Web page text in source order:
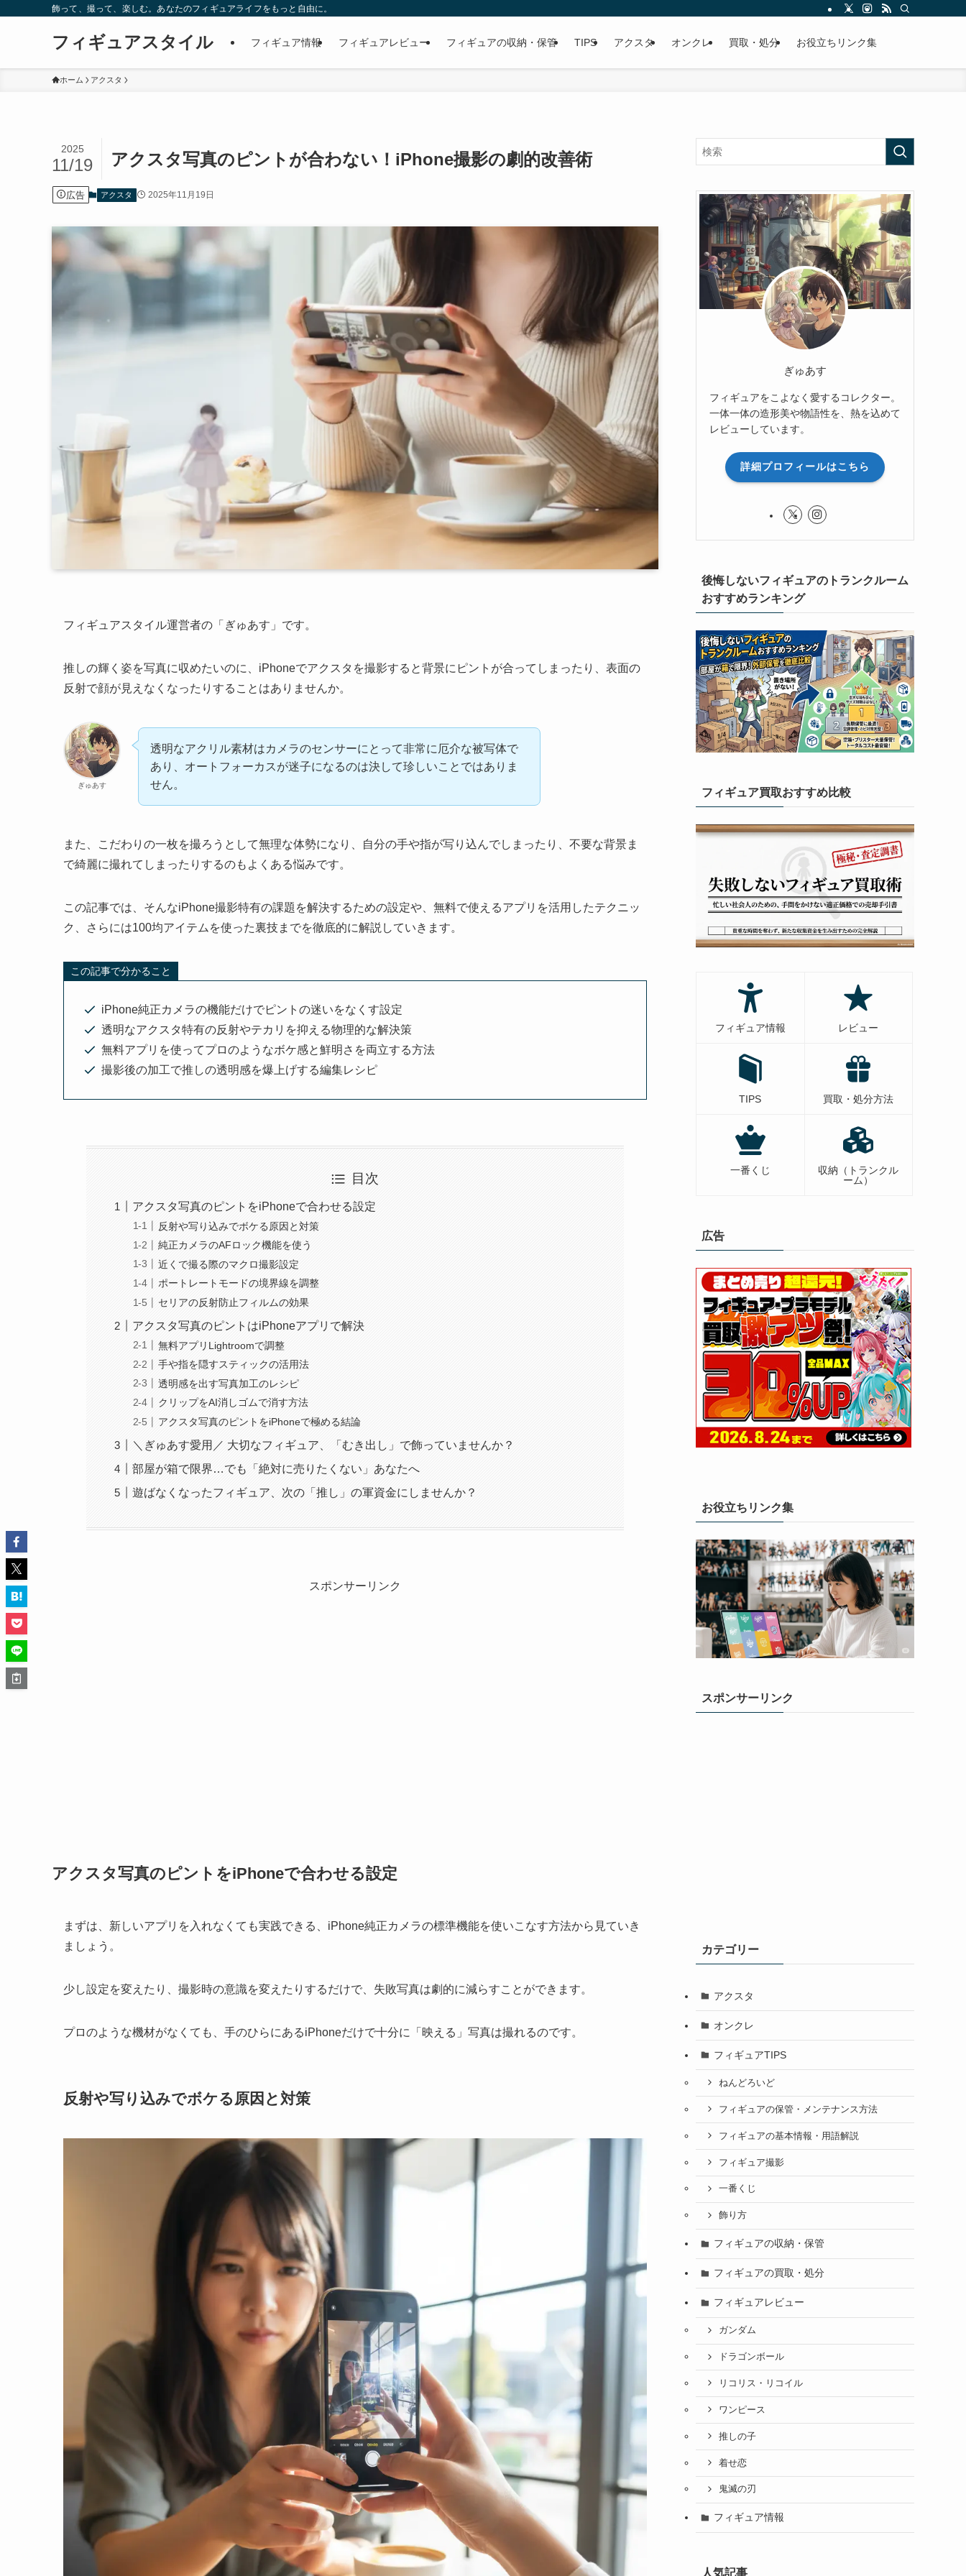
飾って、撮って、楽しむ。あなたのフィギュアライフをもっと自由に。
フィギュアスタイル フィギュア情報 フィギュアレビュー フィギュアの収納・保管 TIPS アクスタ オンクレ 買取・処分 お役立ちリンク集
ホーム アクスタ
アクスタ写真のピントが合わない！iPhone撮影の劇的改善術
2025
11/19
広告 アクスタ 2025年11月19日
フィギュアスタイル運営者の「ぎゅあす」です。
推しの輝く姿を写真に収めたいのに、iPhoneでアクスタを撮影すると背景にピントが合ってしまったり、表面の
反射で顔が見えなくなったりすることはありませんか。
ぎゅあす
透明なアクリル素材はカメラのセンサーにとって非常に厄介な被写体で
あり、オートフォーカスが迷子になるのは決して珍しいことではありま
せん。
また、こだわりの一枚を撮ろうとして無理な体勢になり、自分の手や指が写り込んでしまったり、不要な背景ま
で綺麗に撮れてしまったりするのもよくある悩みです。
この記事では、そんなiPhone撮影特有の課題を解決するための設定や、無料で使えるアプリを活用したテクニッ
ク、さらには100均アイテムを使った裏技までを徹底的に解説していきます。
この記事で分かること
iPhone純正カメラの機能だけでピントの迷いをなくす設定
透明なアクスタ特有の反射やテカリを抑える物理的な解決策
無料アプリを使ってプロのようなボケ感と鮮明さを両立する方法
撮影後の加工で推しの透明感を爆上げする編集レシピ
目次
アクスタ写真のピントをiPhoneで合わせる設定
反射や写り込みでボケる原因と対策
純正カメラのAFロック機能を使う
近くで撮る際のマクロ撮影設定
ポートレートモードの境界線を調整
セリアの反射防止フィルムの効果
アクスタ写真のピントはiPhoneアプリで解決
無料アプリLightroomで調整
手や指を隠すスティックの活用法
透明感を出す写真加工のレシピ
クリップをAI消しゴムで消す方法
アクスタ写真のピントをiPhoneで極める結論
＼ぎゅあす愛用／ 大切なフィギュア、「むき出し」で飾っていませんか？
部屋が箱で限界…でも「絶対に売りたくない」あなたへ
遊ばなくなったフィギュア、次の「推し」の軍資金にしませんか？
スポンサーリンク
アクスタ写真のピントをiPhoneで合わせる設定
まずは、新しいアプリを入れなくても実践できる、iPhone純正カメラの標準機能を使いこなす方法から見ていき
ましょう。
少し設定を変えたり、撮影時の意識を変えたりするだけで、失敗写真は劇的に減らすことができます。
プロのような機材がなくても、手のひらにあるiPhoneだけで十分に「映える」写真は撮れるのです。
反射や写り込みでボケる原因と対策
ぎゅあす
フィギュアをこよなく愛するコレクター。
一体一体の造形美や物語性を、熱を込めて
レビューしています。
詳細プロフィールはこちら
後悔しないフィギュアのトランクルーム
おすすめランキング
フィギュア買取おすすめ比較
フィギュア情報 レビュー
TIPS 買取・処分方法
一番くじ
収納（トランクル
ーム）
広告
お役立ちリンク集
スポンサーリンク
カテゴリー
アクスタ
オンクレ
フィギュアTIPS
ねんどろいど
フィギュアの保管・メンテナンス方法
フィギュアの基本情報・用語解説
フィギュア撮影
一番くじ
飾り方
フィギュアの収納・保管
フィギュアの買取・処分
フィギュアレビュー
ガンダム
ドラゴンボール
リコリス・リコイル
ワンピース
推しの子
着せ恋
鬼滅の刃
フィギュア情報
人気記事